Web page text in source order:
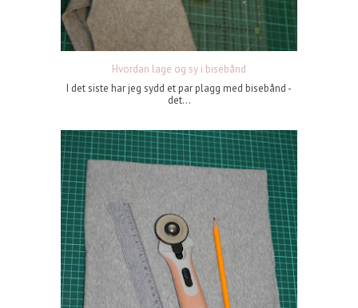
Hvordan lage og sy i bisebånd
I det siste har jeg sydd et par plagg med bisebånd -
det...